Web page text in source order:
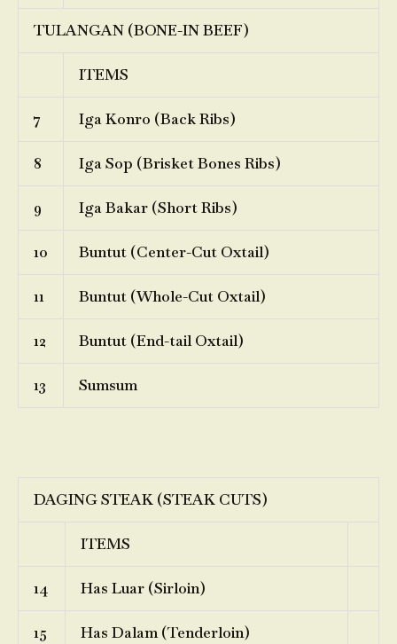
TULANGAN (BONE-IN BEEF)
ITEMS
7 Iga Konro (Back Ribs)
8 Iga Sop (Brisket Bones Ribs)
9 Iga Bakar (Short Ribs)
10 Buntut (Center-Cut Oxtail)
11 Buntut (Whole-Cut Oxtail)
12 Buntut (End-tail Oxtail)
13 Sumsum
DAGING STEAK (STEAK CUTS)
ITEMS
14 Has Luar (Sirloin)
15 Has Dalam (Tenderloin)